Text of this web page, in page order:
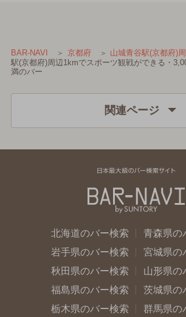
BAR-NAVI 京都府 山城青谷駅(京都府)
駅(京都府)周辺1kmでスポーツ観戦ができる・
満のバー
関連ページ
北海道のバー検索
青森県の
岩手県のバー検索
宮城県の
秋田県のバー検索
山形県の
福島県のバー検索
茨城県の
栃木県のバー検索
群馬県の